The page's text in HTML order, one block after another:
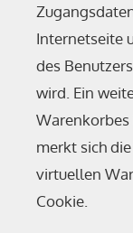
Internetseite
des
wird. Ein
merkt sich
virtuellen
Cookie.